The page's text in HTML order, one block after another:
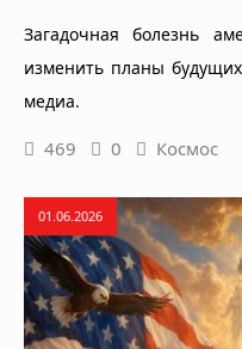
Загадочная болезнь
изменить планы
медиа.
469 0 Космос
01.06.2026